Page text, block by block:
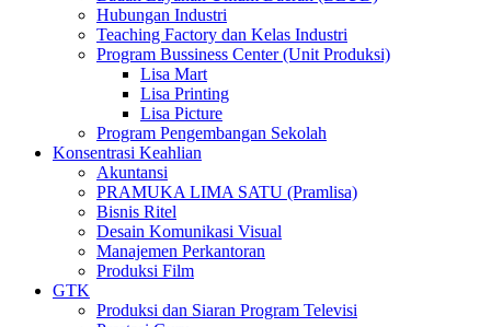
Hubungan Industri
Teaching Factory dan Kelas Industri
Program Bussiness Center (Unit Produksi)
Lisa Mart
Lisa Printing
Lisa Picture
Program Pengembangan Sekolah
Konsentrasi Keahlian
Akuntansi
PRAMUKA LIMA SATU (Pramlisa)
Bisnis Ritel
Desain Komunikasi Visual
Manajemen Perkantoran
Produksi Film
GTK
Produksi dan Siaran Program Televisi